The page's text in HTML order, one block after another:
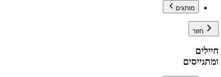
מותגים
חזור
חיילים
ומתגייסים